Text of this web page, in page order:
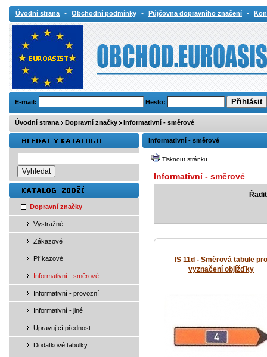
Úvodní strana - Obchodní podmínky - Půjčovna dopravního značení -
E-mail: Heslo:
Úvodní strana Dopravní značky Informativní - směrové
Dopravní značky
Výstražné
Zákazové
Příkazové
Informativní - směrové
Informativní - provozní
Informativní - jiné
Upravující přednost
Dodatkové tabulky
Informativní - směrové
Tisknout stránku
Informativní - směrové
IS 11d - Směrová tabule pro
vyznačení objížďky